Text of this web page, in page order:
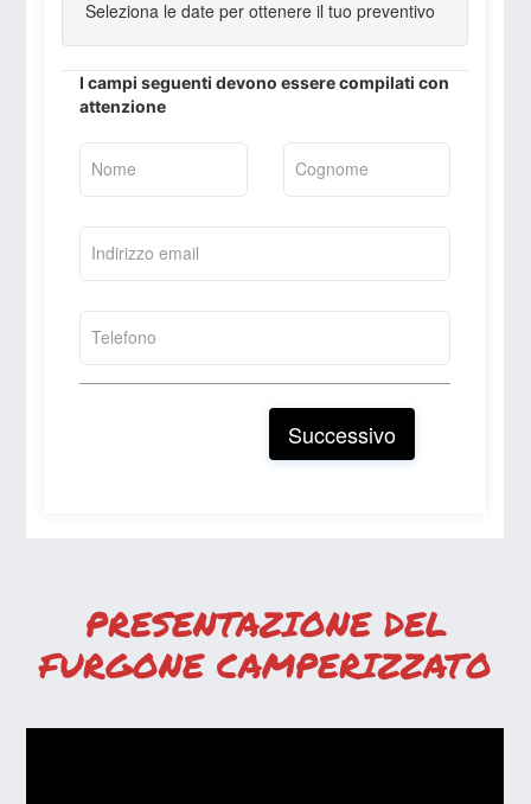
PRESENTAZIONE DEL
FURGONE CAMPERIZZATO